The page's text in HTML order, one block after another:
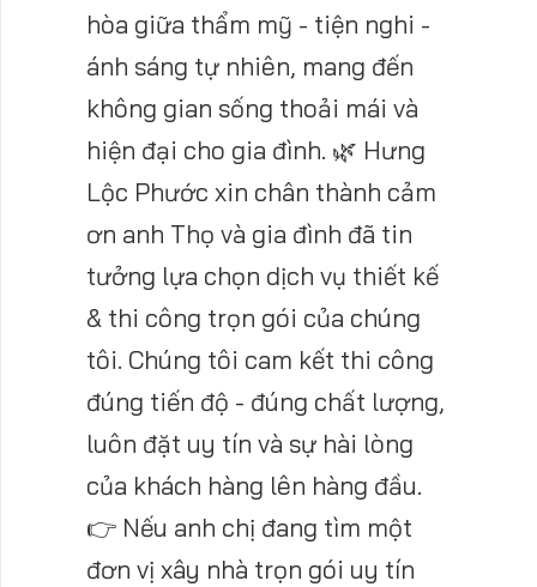
hòa giữa thẩm mỹ - tiện nghi -
ánh sáng tự nhiên, mang đến
không gian sống thoải mái và
hiện đại cho gia đình. 🌿 Hưng
Lộc Phước xin chân thành cảm
ơn anh Thọ và gia đình đã tin
tưởng lựa chọn dịch vụ thiết kế
& thi công trọn gói của chúng
tôi. Chúng tôi cam kết thi công
đúng tiến độ - đúng chất lượng,
luôn đặt uy tín và sự hài lòng
của khách hàng lên hàng đầu.
👉 Nếu anh chị đang tìm một
đơn vị xây nhà trọn gói uy tín